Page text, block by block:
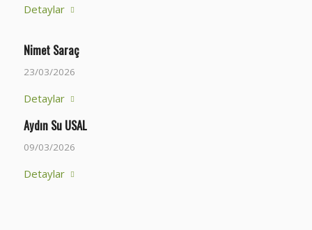
Detaylar
Nimet Saraç
23/03/2026
Detaylar
Aydın Su USAL
09/03/2026
Detaylar